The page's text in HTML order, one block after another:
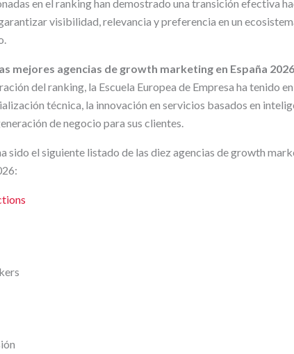
en el ranking han demostrado una transición efectiva
visibilidad, relevancia y preferencia en un
mejores agencias de growth marketing en España 2026
del ranking, la Escuela Europea de Empresa ha tenido
técnica, la innovación en servicios basados en
de negocio para sus clientes.
sido el siguiente listado de las diez agencias de growth